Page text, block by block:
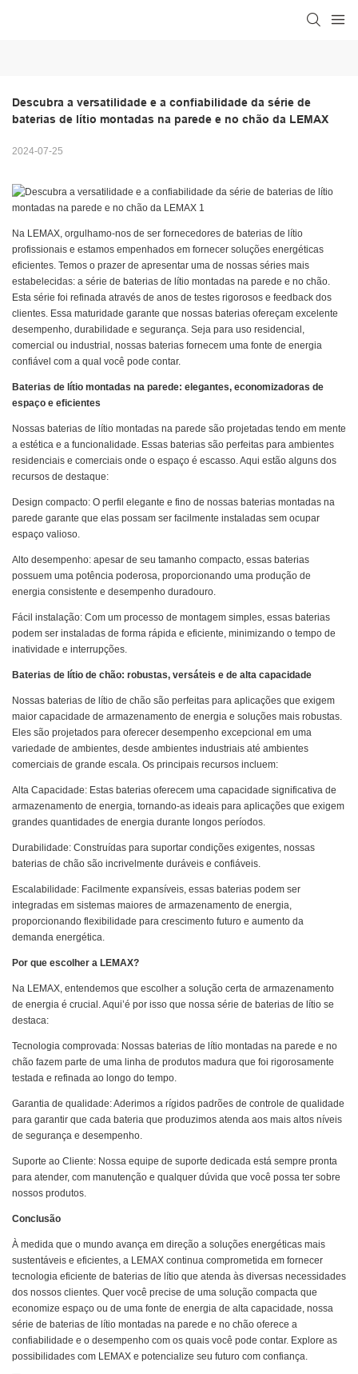
Descubra a versatilidade e a confiabilidade da série de
baterias de lítio montadas na parede e no chão da LEMAX
2024-07-25
Na LEMAX, orgulhamo-nos de ser fornecedores de baterias de lítio
profissionais e estamos empenhados em fornecer soluções energéticas
eficientes. Temos o prazer de apresentar uma de nossas séries mais
estabelecidas: a série de baterias de lítio montadas na parede e no chão.
Esta série foi refinada através de anos de testes rigorosos e feedback dos
clientes. Essa maturidade garante que nossas baterias ofereçam excelente
desempenho, durabilidade e segurança. Seja para uso residencial,
comercial ou industrial, nossas baterias fornecem uma fonte de energia
confiável com a qual você pode contar.
Baterias de lítio montadas na parede: elegantes, economizadoras de
espaço e eficientes
Nossas baterias de lítio montadas na parede são projetadas tendo em mente
a estética e a funcionalidade. Essas baterias são perfeitas para ambientes
residenciais e comerciais onde o espaço é escasso. Aqui estão alguns dos
recursos de destaque:
Design compacto: O perfil elegante e fino de nossas baterias montadas na
parede garante que elas possam ser facilmente instaladas sem ocupar
espaço valioso.
Alto desempenho: apesar de seu tamanho compacto, essas baterias
possuem uma potência poderosa, proporcionando uma produção de
energia consistente e desempenho duradouro.
Fácil instalação: Com um processo de montagem simples, essas baterias
podem ser instaladas de forma rápida e eficiente, minimizando o tempo de
inatividade e interrupções.
Baterias de lítio de chão: robustas, versáteis e de alta capacidade
Nossas baterias de lítio de chão são perfeitas para aplicações que exigem
maior capacidade de armazenamento de energia e soluções mais robustas.
Eles são projetados para oferecer desempenho excepcional em uma
variedade de ambientes, desde ambientes industriais até ambientes
comerciais de grande escala. Os principais recursos incluem:
Alta Capacidade: Estas baterias oferecem uma capacidade significativa de
armazenamento de energia, tornando-as ideais para aplicações que exigem
grandes quantidades de energia durante longos períodos.
Durabilidade: Construídas para suportar condições exigentes, nossas
baterias de chão são incrivelmente duráveis ​​e confiáveis.
Escalabilidade: Facilmente expansíveis, essas baterias podem ser
integradas em sistemas maiores de armazenamento de energia,
proporcionando flexibilidade para crescimento futuro e aumento da
demanda energética.
Por que escolher a LEMAX?
Na LEMAX, entendemos que escolher a solução certa de armazenamento
de energia é crucial. Aqui’é por isso que nossa série de baterias de lítio se
destaca:
Tecnologia comprovada: Nossas baterias de lítio montadas na parede e no
chão fazem parte de uma linha de produtos madura que foi rigorosamente
testada e refinada ao longo do tempo.
Garantia de qualidade: Aderimos a rígidos padrões de controle de qualidade
para garantir que cada bateria que produzimos atenda aos mais altos níveis
de segurança e desempenho.
Suporte ao Cliente: Nossa equipe de suporte dedicada está sempre pronta
para atender, com manutenção e qualquer dúvida que você possa ter sobre
nossos produtos.
Conclusão
À medida que o mundo avança em direção a soluções energéticas mais
sustentáveis ​​e eficientes, a LEMAX continua comprometida em fornecer
tecnologia eficiente de baterias de lítio que atenda às diversas necessidades
dos nossos clientes. Quer você precise de uma solução compacta que
economize espaço ou de uma fonte de energia de alta capacidade, nossa
série de baterias de lítio montadas na parede e no chão oferece a
confiabilidade e o desempenho com os quais você pode contar. Explore as
possibilidades com LEMAX e potencialize seu futuro com confiança.